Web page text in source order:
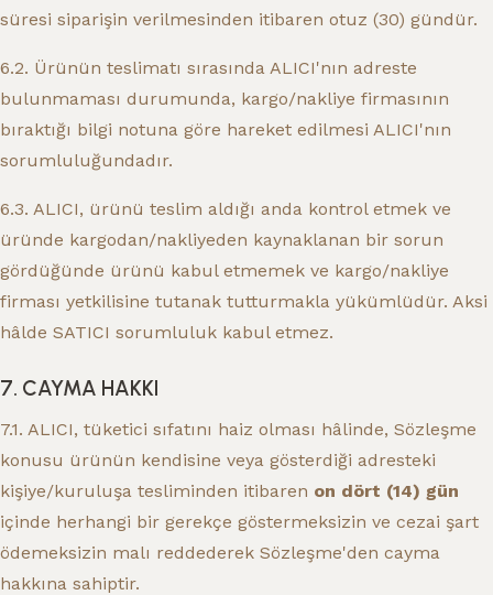
süresi siparişin verilmesinden itibaren otuz (30) gündür.
6.2. Ürünün teslimatı sırasında ALICI'nın adreste
bulunmaması durumunda, kargo/nakliye firmasının
bıraktığı bilgi notuna göre hareket edilmesi ALICI'nın
sorumluluğundadır.
6.3. ALICI, ürünü teslim aldığı anda kontrol etmek ve
üründe kargodan/nakliyeden kaynaklanan bir sorun
gördüğünde ürünü kabul etmemek ve kargo/nakliye
firması yetkilisine tutanak tutturmakla yükümlüdür. Aksi
hâlde SATICI sorumluluk kabul etmez.
7. CAYMA HAKKI
7.1. ALICI, tüketici sıfatını haiz olması hâlinde, Sözleşme
konusu ürünün kendisine veya gösterdiği adresteki
kişiye/kuruluşa tesliminden itibaren on dört (14) gün
içinde herhangi bir gerekçe göstermeksizin ve cezai şart
ödemeksizin malı reddederek Sözleşme'den cayma
hakkına sahiptir.